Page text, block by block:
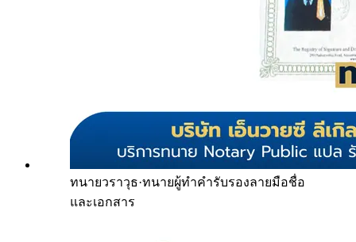
ทนายวราวุธ·ทนายผู้ทำคำรับรองลายมือชื่อ
และเอกสาร